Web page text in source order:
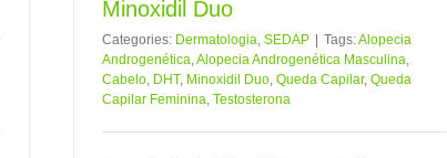
Minoxidil Duo
Categories: Dermatologia, SEDAP Tags:Alopecia
Androgenética,Alopecia Androgenética Masculina,
Cabelo, DHT, Minoxidil Duo, Queda Capilar, Queda
Capilar Feminina, Testosterona